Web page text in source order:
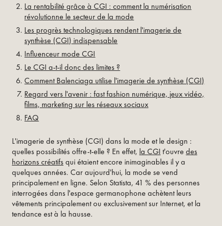
La rentabilité grâce à CGI : comment la numérisation
révolutionne le secteur de la mode
Les progrès technologiques rendent l'imagerie de
synthèse (CGI) indispensable
Influenceur mode CGI
Le CGI a-t-il donc des limites ?
Comment Balenciaga utilise l'imagerie de synthèse (CGI)
Regard vers l'avenir : fast fashion numérique, jeux vidéo,
films, marketing sur les réseaux sociaux
FAQ
L'imagerie de synthèse (CGI) dans la mode et le design :
quelles possibilités offre-t-elle ? En effet, la CGI t'ouvre des
horizons créatifsqui étaient encore inimaginables il y a
quelques années. Car aujourd'hui, la mode se vend
principalement en ligne. Selon Statista, 41 % des personnes
interrogées dans l'espace germanophone achètent leurs
vêtements principalement ou exclusivement sur Internet, et la
tendance est à la hausse.